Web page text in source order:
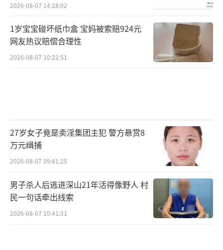
2026-08-07 14:28:02
1岁宝宝碰坏纸巾盒 宝妈被索赔924元
网友热议赔偿合理性
2026-08-07 10:22:51
27岁女子竟是卖淫集团主犯 警方悬赏8
万元缉捕
2026-08-07 09:41:25
男子杀人后逃进深山21年活得像野人 村
民一句话牵出线索
2026-08-07 10:41:31